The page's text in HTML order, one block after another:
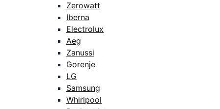
Zerowatt
Iberna
Electrolux
Aeg
Zanussi
Gorenje
LG
Samsung
Whirlpool